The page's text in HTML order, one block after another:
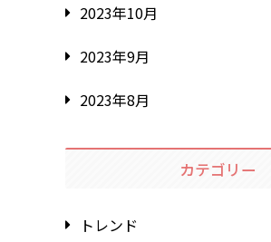
2023年10月
2023年9月
2023年8月
カテゴリー
トレンド